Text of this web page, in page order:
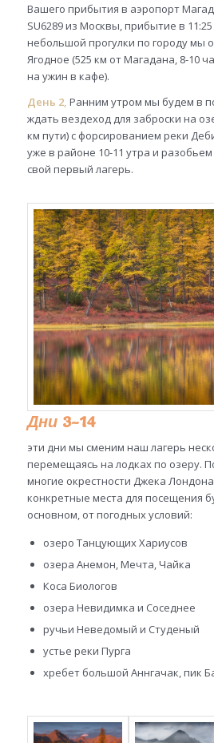
Вашего прибытия в аэропорт
SU6289 из Москвы, прибытие в
небольшой прогулки по городу мы
Ягодное (525 км от Магадана, 8-10
на ужин в кафе).
День 2, Ранним утром мы будем в
ждать вездеход для заброски на
км пути) с форсированием реки
уже в районе 10-11 утра и
свой первый лагерь.
Дни3-14
эти дни мы сменим наш лагерь
перемещаясь на лодках по озеру.
многие окрестности Джека
конкретные места для посещения
основном, от погодных условий:
озеро Танцующих Хариусов
озера Анемон, Мечта, Чайка
Коса Биологов
озера Невидимка и Соседнее
ручьи Неведомый и Студеный
устье реки Пурга
хребет большой Аннгачак, пик